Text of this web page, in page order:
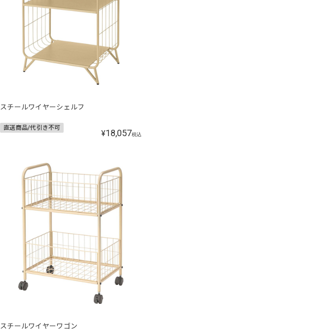
スチールワイヤーシェルフ
直送商品/代引き不可
¥18,057税込
スチールワイヤーワゴン